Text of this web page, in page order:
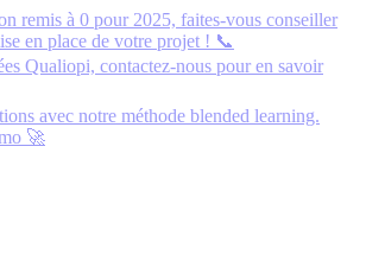
remis à 0 pour 2025, faites-vous conseiller
en place de votre projet ! 📞
Qualiopi, contactez-nous pour en savoir
avec notre méthode blended learning.
🚀